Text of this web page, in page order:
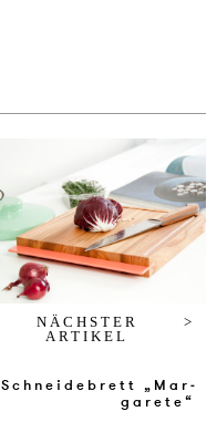
NÄCHSTER
ARTIKEL
Schnei­de­brett „Mar­
ga­re­te“